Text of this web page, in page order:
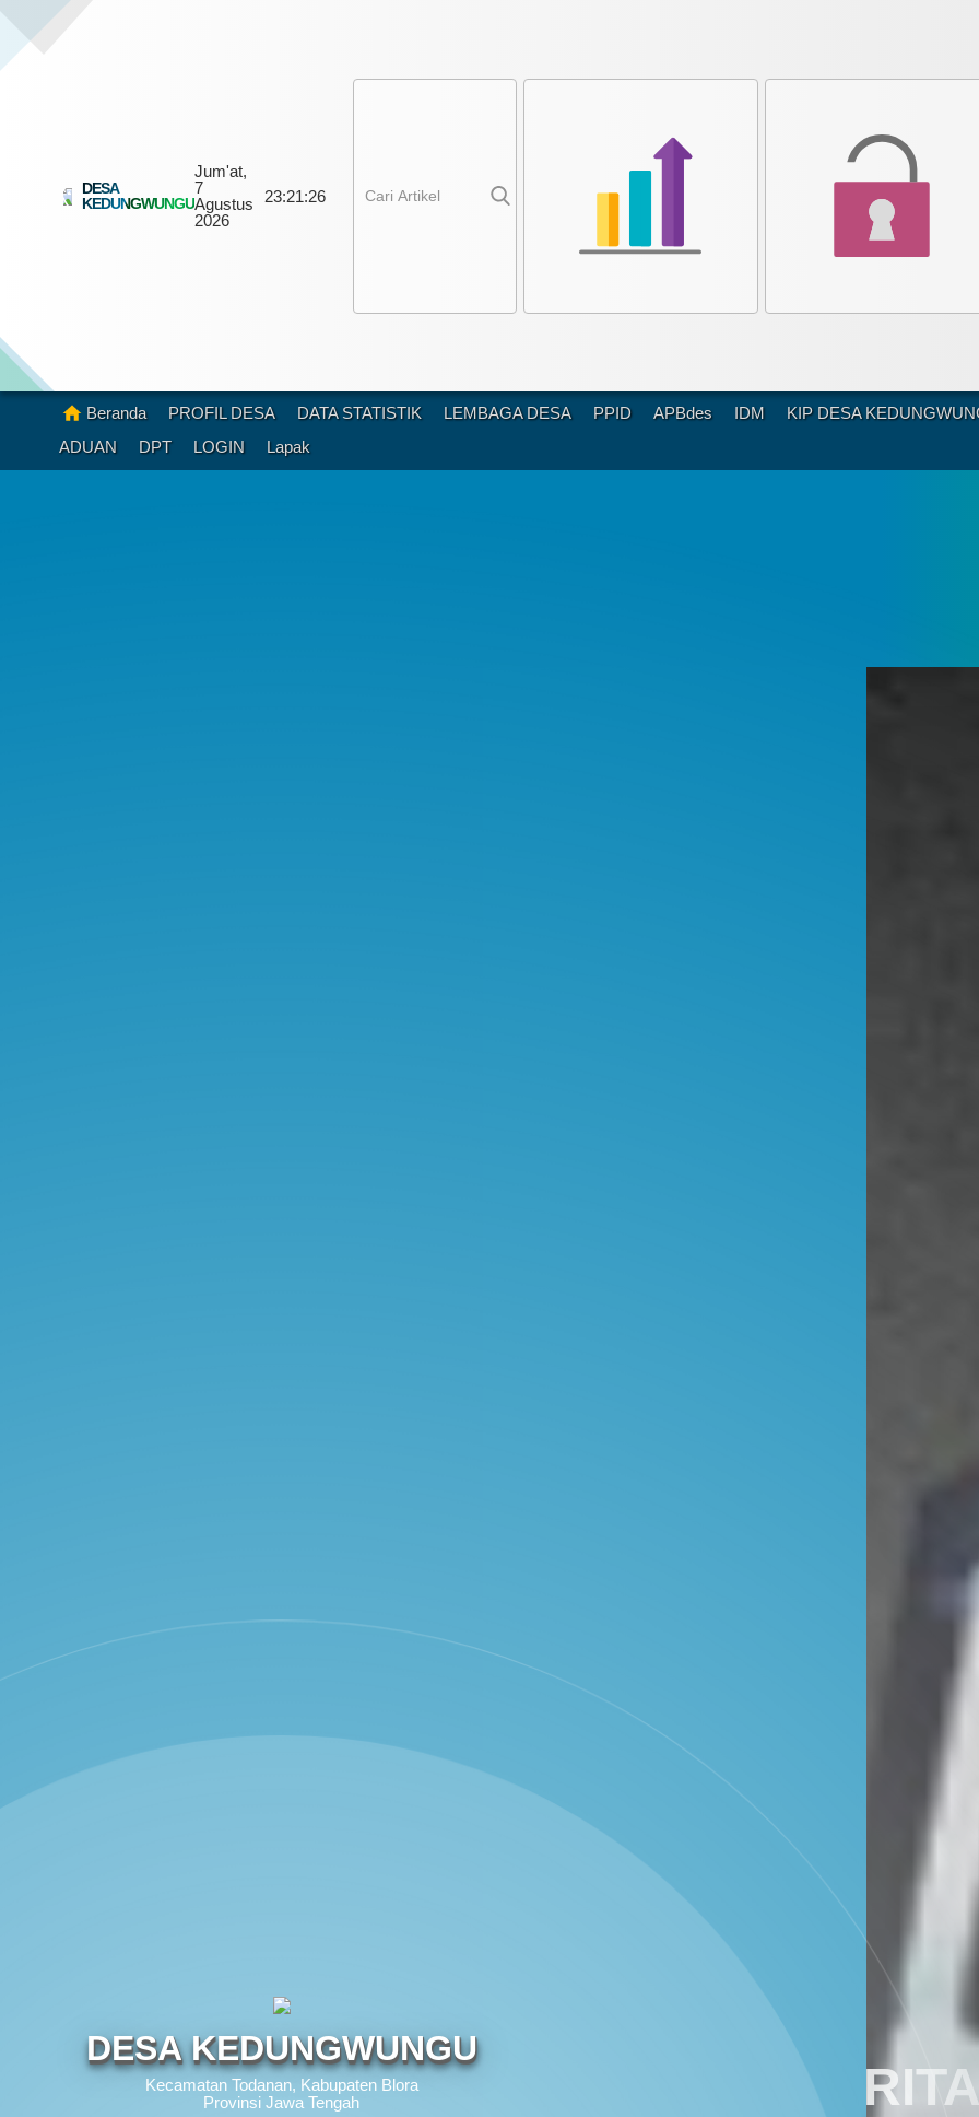
DESA
KEDUNGWUNGU
Jum'at,
7
Agustus
2026
23:21:29
Beranda PROFIL DESA DATA STATISTIK LEMBAGA DESA PPID APBdes IDM
KIP DESA
ADUAN
DPT LOGIN Lapak
DESA KEDUNGWUNGU
Kecamatan Todanan, Kabupaten Blora
Provinsi Jawa Tengah
ARTIKEL /